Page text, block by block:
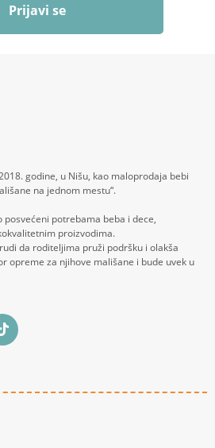
Prijavi se
godine, u Nišu, kao maloprodaja bebi
na jednom mestu“.
potrebama beba i dece,
proizvodima.
da roditeljima pruži podršku i olakša
opreme za njihove mališane i bude uvek u